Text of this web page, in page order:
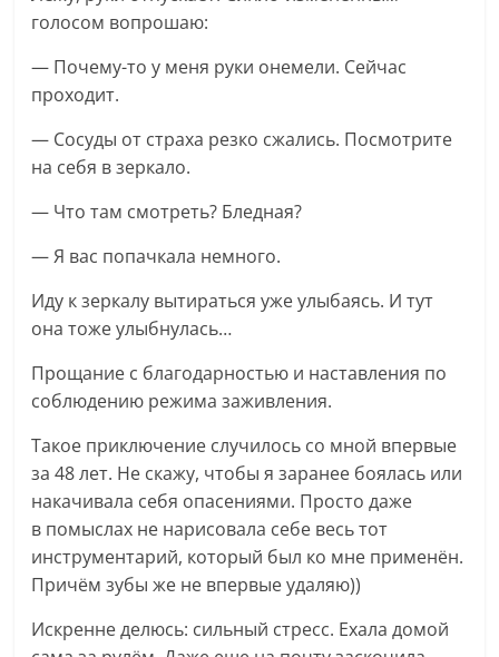
голосом вопрошаю:
— Почему-то у меня руки онемели. Сейчас
проходит.
— Сосуды от страха резко сжались. Посмотрите
на себя в зеркало.
— Что там смотреть? Бледная?
— Я вас попачкала немного.
Иду к зеркалу вытираться уже улыбаясь. И тут
она тоже улыбнулась…
Прощание с благодарностью и наставления по
соблюдению режима заживления.
Такое приключение случилось со мной впервые
за 48 лет. Не скажу, чтобы я заранее боялась или
накачивала себя опасениями. Просто даже
в помыслах не нарисовала себе весь тот
инструментарий, который был ко мне применён.
Причём зубы же не впервые удаляю))
Искренне делюсь: сильный стресс. Ехала домой